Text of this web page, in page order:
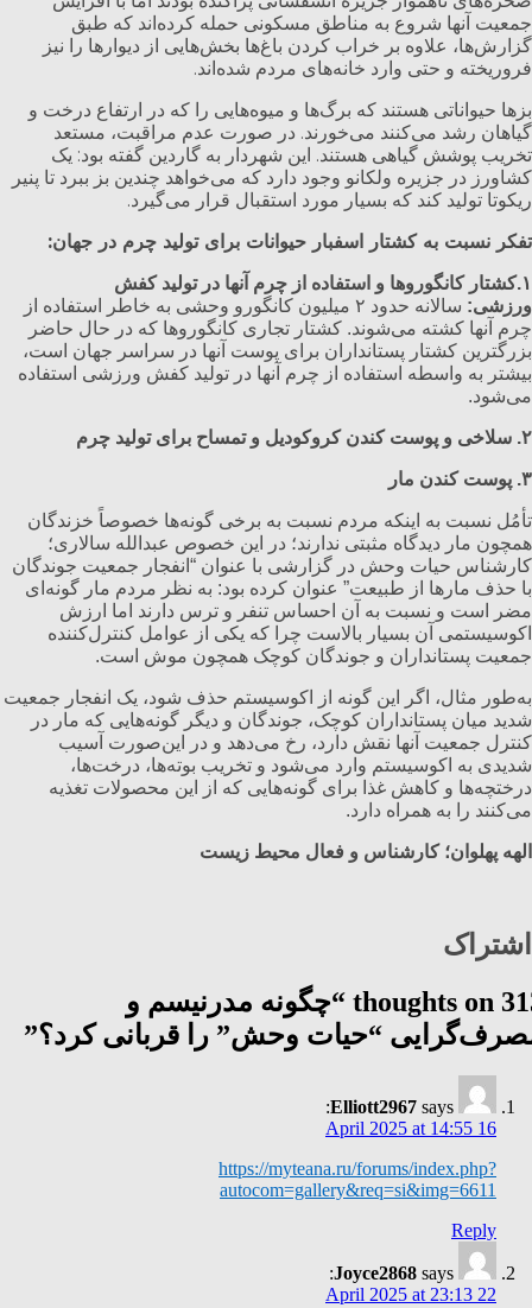
جمعیت آنها شروع به مناطق مسکونی حمله کرده‌اند که طبق
گزارش‌ها، علاوه بر خراب کردن باغ‌ها بخش‌هایی از دیوار‌ها را نیز
فروریخته و حتی وارد خانه‌های مردم شده‌اند.
بز‌ها حیواناتی هستند که برگ‌ها و میوه‌هایی را که در ارتفاع درخت و
گیاهان رشد می‌کنند می‌خورند. در صورت عدم مراقبت، مستعد
تخریب پوشش گیاهی هستند. این شهردار به گاردین گفته بود: یک
کشاورز در جزیره ولکانو وجود دارد که می‌خواهد چندین بز ببرد تا پنیر
ریکوتا تولید کند که بسیار مورد استقبال قرار می‌گیرد.
تفکر نسبت به کشتار اسفبار حیوانات برای تولید چرم در جهان:
۱.کشتار کانگوروها و استفاده از چرم آنها در تولید کفش
ورزشی:
سالانه حدود ۲ میلیون کانگورو وحشی به خاطر استفاده از
چرم آنها کشته می‌شوند. کشتار تجاری کانگوروها که در حال حاضر
بزرگترین کشتار پستانداران برای پوست آنها در سراسر جهان است،
بیشتر به واسطه استفاده از چرم آنها در تولید کفش ورزشی استفاده
می‌شود.
۲. سلاخی و پوست کندن کروکودیل و تمساح برای تولید چرم
۳. پوست کندن مار
تأمُل نسبت به اینکه مردم نسبت به برخی گونه‌ها خصوصاً خزندگان
همچون مار دیدگاه مثبتی ندارند؛ در این خصوص عبدالله سالاری؛
کارشناس حیات وحش در گزارشی با عنوان “انفجار جمعیت جوندگان
با حذف مارها از طبیعت” عنوان کرده بود: به نظر مردم مار گونه‌ای
مضر است و نسبت به آن احساس تنفر و ترس دارند اما ارزش
اکوسیستمی آن بسیار بالاست چرا که یکی از عوامل کنترل‌کننده
جمعیت پستانداران و جوندگان کوچک همچون موش است.
به‌طور مثال، اگر این گونه از اکوسیستم حذف شود، یک انفجار جمعیت
شدید میان پستانداران کوچک، جوندگان و دیگر گونه‌هایی که مار در
کنترل جمعیت آنها نقش دارد، رخ می‌دهد و در این‌صورت آسیب
شدیدی به اکوسیستم وارد می‌شود و تخریب بوته‌ها، درخت‌ها،
درختچه‌ها و کاهش غذا برای گونه‌هایی که از این محصولات تغذیه
می‌کنند را به همراه دارد.
الهه پهلوان؛ کارشناس و فعال محیط زیست
اشتراک
313
چگونه مدرنیسم و
“حیات وحش” را قربانی کرد؟”
Elliott2967 says:
16 April 2025 at 14:55
https://myteana.ru/forums/index.php?
autocom=gallery&req=si&img=6611
Reply
Joyce2868 says:
22 April 2025 at 23:13